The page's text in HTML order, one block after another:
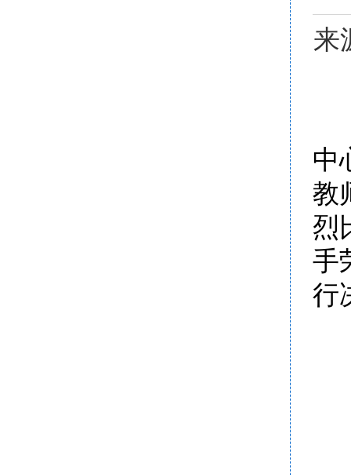
来
中
教
烈
手
行